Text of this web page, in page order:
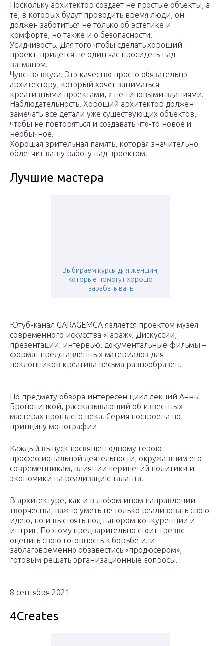
Поскольку архитектор создает не простые объекты, а
те, в которых будут проводить время люди, он
должен заботиться не только об эстетике и
комфорте, но также и о безопасности.
Усидчивость. Для того чтобы сделать хороший
проект, придется не один час просидеть над
ватманом.
Чувство вкуса. Это качество просто обязательно
архитектору, который хочет заниматься
креативными проектами, а не типовыми зданиями.
Наблюдательность. Хороший архитектор должен
замечать все детали уже существующих объектов,
чтобы не повторяться и создавать что-то новое и
необычное.
Хорошая зрительная память, которая значительно
облегчит вашу работу над проектом.
Лучшие мастера
Выбираем курсы для женщин,
которые помогут хорошо
зарабатывать
Ютуб-канал GARAGEMCA является проектом музея
современного искусства «Гараж». Дискуссии,
презентации, интервью, документальные фильмы –
формат представленных материалов для
поклонников креатива весьма разнообразен.
По предмету обзора интересен цикл лекций Анны
Броновицкой, рассказывающий об известных
мастерах прошлого века. Серия построена по
принципу монографии
Каждый выпуск посвящен одному герою –
профессиональной деятельности, окружавшим его
современникам, влиянии перипетий политики и
экономики на реализацию таланта.
В архитектуре, как и в любом ином направлении
творчества, важно уметь не только реализовать свою
идею, но и выстоять под напором конкуренции и
интриг. Поэтому предварительно стоит трезво
оценить свою готовность к борьбе или
заблаговременно обзавестись «продюсером»,
готовым решать организационные вопросы.
8 сентября 2021
4Creates